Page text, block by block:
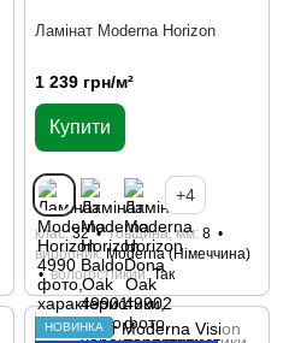
Ламінат Moderna Horizon
1 239 грн/м²
Купити
+4
клас 32 товщина, мм 8
виробник Moderna (Німеччина)
вологостійкий Так
НОВИНКА